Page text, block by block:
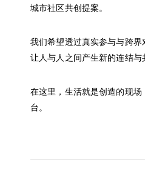
城市社区共创提案。
我们希望透过真实参与与跨界
让人与人之间产生新的连结与
在这里，生活就是创造的现
台。